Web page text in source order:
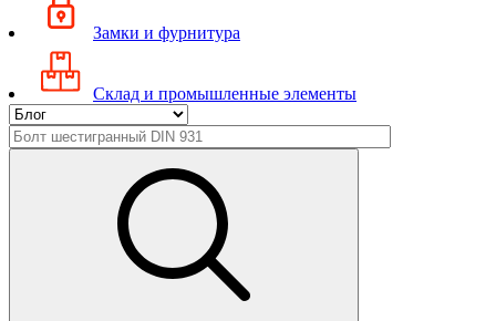
Замки и фурнитура
Склад и промышленные элементы